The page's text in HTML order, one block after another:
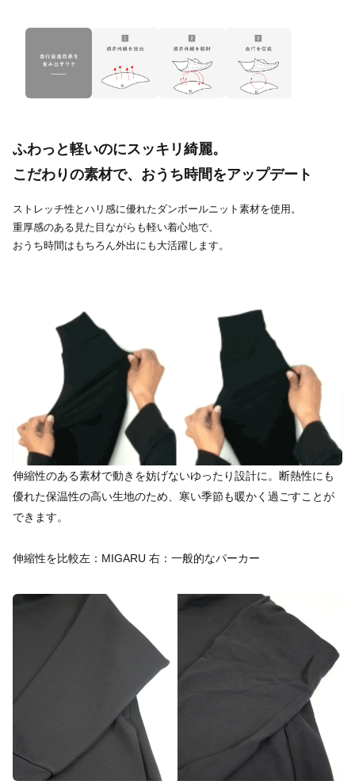
ふわっと軽いのにスッキリ綺麗。
こだわりの素材で、おうち時間をアップデート
ストレッチ性とハリ感に優れたダンボールニット素材を使用。
重厚感のある見た目ながらも軽い着心地で、
おうち時間はもちろん外出にも大活躍します。
伸縮性のある素材で動きを妨げないゆったり設計に。断熱性にも
優れた保温性の高い生地のため、寒い季節も暖かく過ごすことが
できます。
伸縮性を比較左：MIGARU 右：一般的なパーカー